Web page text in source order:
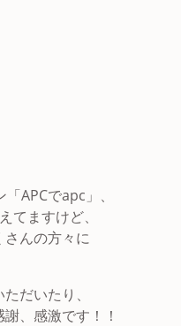
APCでapc」、
てますけど、
んの方々に
だいたり、
、感激です！！